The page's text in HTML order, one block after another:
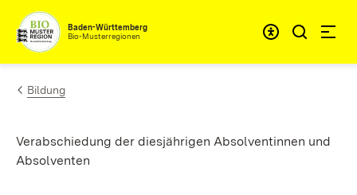
Zum Inhalt springen
Baden-Württemberg
Bio-Musterregionen
Bildung
Verabschiedung der diesjährigen Absolventinnen und
Absolventen